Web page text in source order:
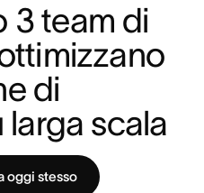
3 team di
di
scala
oggi stesso